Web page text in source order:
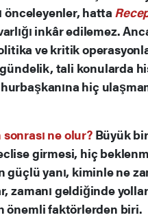
önceleyenler, hatta
inkâr edilemez.
ve kritik
tali konularda
hiç
ne olur?Büyük
girmesi, hiç
güçlü yanı, kiminle ne
zamanı geldiğinde
önemli faktörlerden biri.